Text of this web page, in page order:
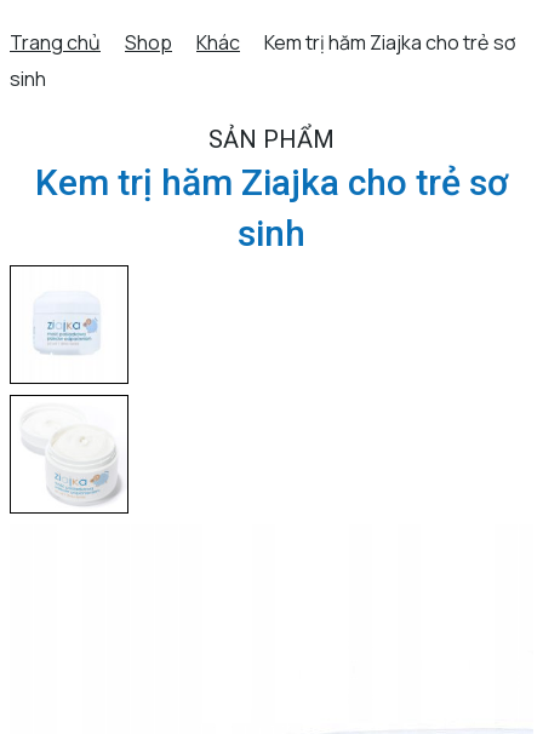
Trang chủ Shop Khác
Kem trị hăm Ziajka cho trẻ sơ
sinh
SẢN PHẨM
Kem trị hăm Ziajka cho trẻ sơ
sinh